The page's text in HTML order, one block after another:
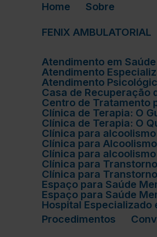
Home
Sobre
FENIX AMBULATORIAL
Atendimento em
Atendimento
Atendimento
Casa de
Centro de
Clínica de Terapia: O
Clínica de Terapia: O
Clínica para
Clínica para
Clínica para
Clínica para
Clínica para
Espaço para Saúde
Espaço para Saúde
Hospital
Procedimentos